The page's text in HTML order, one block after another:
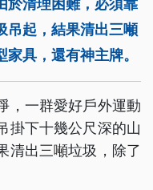
於清理困難，必須靠
吊起，結果清出三噸
具，還有神主牌。
，一群愛好戶外運動
掛下十幾公尺深的山
清出三噸垃圾，除了